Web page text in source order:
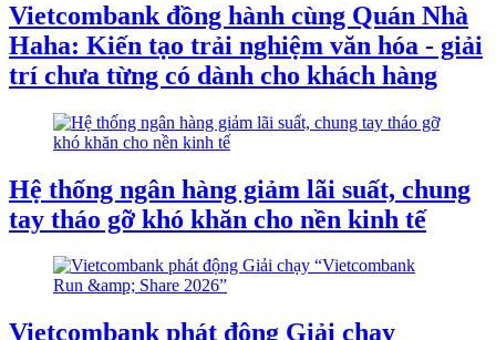
Vietcombank đồng hành cùng Quán Nhà
Haha: Kiến tạo trải nghiệm văn hóa - giải
trí chưa từng có dành cho khách hàng
Hệ thống ngân hàng giảm lãi suất, chung
tay tháo gỡ khó khăn cho nền kinh tế
Vietcombank phát động Giải chạy